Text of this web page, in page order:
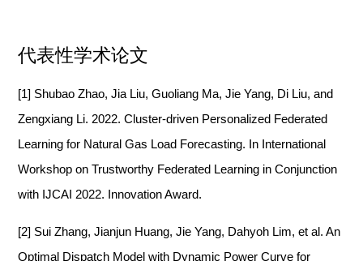
代表性学术论文
[1] Shubao Zhao, Jia Liu, Guoliang Ma, Jie Yang, Di Liu, and
Zengxiang Li. 2022.Cluster-driven Personalized Federated
Learning for Natural Gas Load Forecasting. In International
Workshop on Trustworthy Federated Learning in Conjunction
with IJCAI 2022. Innovation Award.
[2] Sui Zhang, Jianjun Huang, Jie Yang, Dahyoh Lim, et al. An
Optimal Dispatch Model with Dynamic Power Curve for